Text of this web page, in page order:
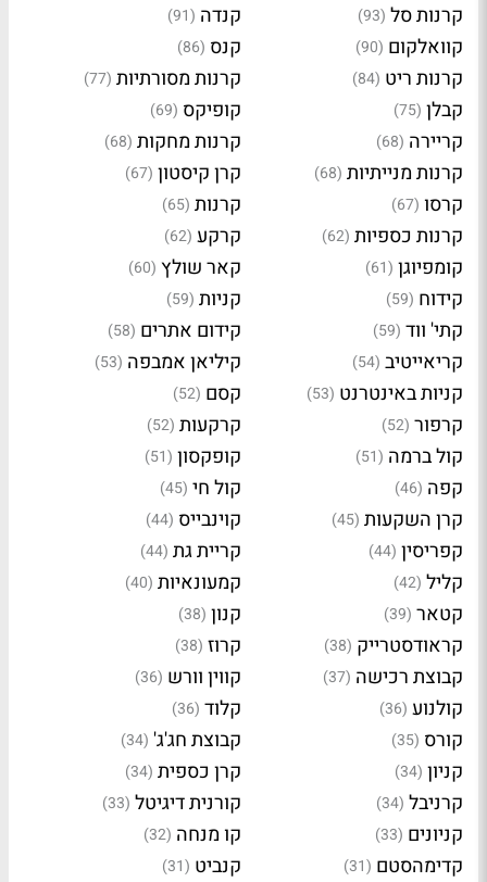
קרנות סל (93) קנדה (91)
קוואלקום (90) קנס (86)
קרנות ריט (84) קרנות מסורתיות (77)
קבלן (75) קופיקס (69)
קריירה (68) קרנות מחקות (68)
קרנות מנייתיות (68) קרן קיסטון (67)
קרסו (67) קרנות (65)
קרנות כספיות (62) קרקע (62)
קומפיוגן (61) קאר שולץ (60)
קידוח (59) קניות (59)
קתי' ווד (59) קידום אתרים (58)
קריאייטיב (54) קיליאן אמבפה (53)
קניות באינטרנט (53) קסם (52)
קרפור (52) קרקעות (52)
קול ברמה (51) קופקסון (51)
קפה (46) קול חי (45)
קרן השקעות (45) קוינבייס (44)
קפריסין (44) קריית גת (44)
קליל (42) קמעונאיות (40)
קטאר (39) קנון (38)
קראודסטרייק (38) קרוז (38)
קבוצת רכישה (37) קווין וורש (36)
קולנוע (36) קלוד (36)
קורס (35) קבוצת חג'ג' (34)
קניון (34) קרן כספית (34)
קרניבל (34) קורנית דיגיטל (33)
קניונים (33) קו מנחה (32)
קדימהסטם (31) קנביט (31)